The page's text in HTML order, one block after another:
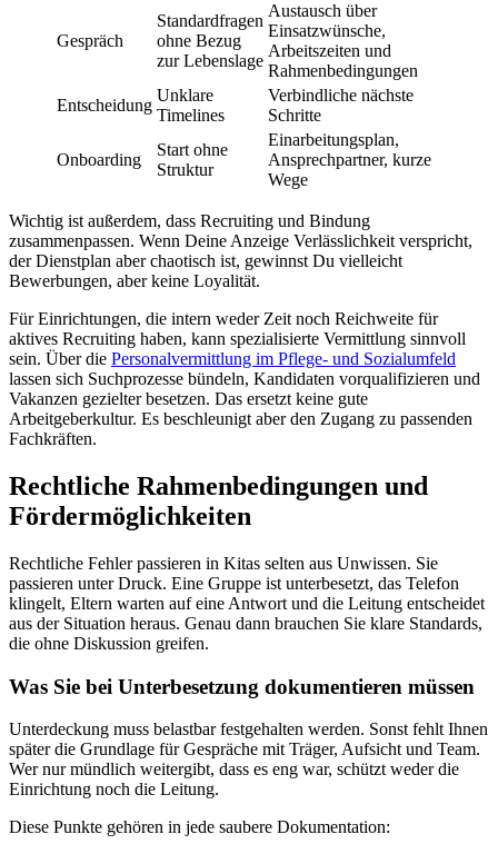
Gespräch
Standardfragen
ohne Bezug
zur Lebenslage
Austausch über
Einsatzwünsche,
Arbeitszeiten und
Rahmenbedingungen
Entscheidung
Unklare
Timelines
Verbindliche nächste
Schritte
Onboarding
Start ohne
Struktur
Einarbeitungsplan,
Ansprechpartner, kurze
Wege
Wichtig ist außerdem, dass Recruiting und Bindung
zusammenpassen. Wenn Deine Anzeige Verlässlichkeit verspricht,
der Dienstplan aber chaotisch ist, gewinnst Du vielleicht
Bewerbungen, aber keine Loyalität.
Für Einrichtungen, die intern weder Zeit noch Reichweite für
aktives Recruiting haben, kann spezialisierte Vermittlung sinnvoll
sein. Über die Personalvermittlung im Pflege- und Sozialumfeld
lassen sich Suchprozesse bündeln, Kandidaten vorqualifizieren und
Vakanzen gezielter besetzen. Das ersetzt keine gute
Arbeitgeberkultur. Es beschleunigt aber den Zugang zu passenden
Fachkräften.
Rechtliche Rahmenbedingungen und
Fördermöglichkeiten
Rechtliche Fehler passieren in Kitas selten aus Unwissen. Sie
passieren unter Druck. Eine Gruppe ist unterbesetzt, das Telefon
klingelt, Eltern warten auf eine Antwort und die Leitung entscheidet
aus der Situation heraus. Genau dann brauchen Sie klare Standards,
die ohne Diskussion greifen.
Was Sie bei Unterbesetzung dokumentieren müssen
Unterdeckung muss belastbar festgehalten werden. Sonst fehlt Ihnen
später die Grundlage für Gespräche mit Träger, Aufsicht und Team.
Wer nur mündlich weitergibt, dass es eng war, schützt weder die
Einrichtung noch die Leitung.
Diese Punkte gehören in jede saubere Dokumentation: